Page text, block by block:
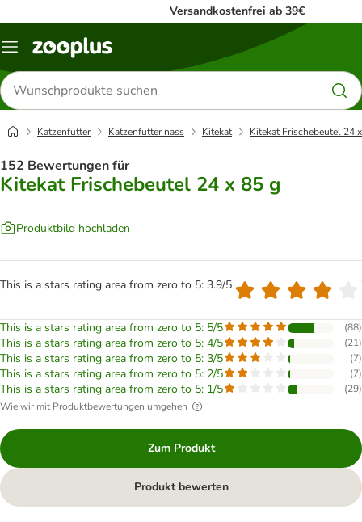
Versandkostenfrei ab 39€
Menü
Produkte
suchen
Katzenfutter Katzenfutter nass Kitekat Kitekat Frischebeutel 24
152 Bewertungen für
Kitekat Frischebeutel 24 x 85 g
Produktbild hochladen
This is a stars rating area from zero to 5: 3.9/5
This is a stars rating area from zero to 5: 5/5 (88)
This is a stars rating area from zero to 5: 4/5 (21)
This is a stars rating area from zero to 5: 3/5 (7)
This is a stars rating area from zero to 5: 2/5 (7)
This is a stars rating area from zero to 5: 1/5 (29)
Wie wir mit Produktbewertungen umgehen
Zum Produkt
Produkt bewerten